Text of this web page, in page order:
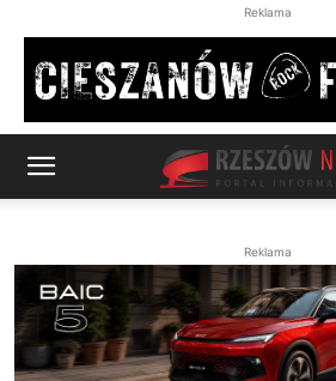
Reklama
Reklama